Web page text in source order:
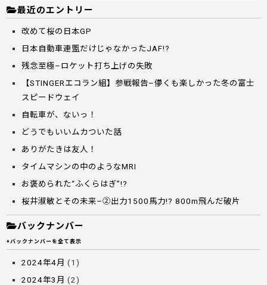
最近のエントリー
改めて桜の日本GP
日本自動車連盟だけじゃなかったJAF!?
残念至極–ロケット打ち上げの失敗
【STINGERエコラン組】参戦報告–儚くも楽しかった冬の富士
スピードウェイ
自転車が、ないっ！
どうでもいいムカついた話
ありがたきは友人！
タイムマシンの中のようなMRI
お褒められた“ふくらはぎ”!?
桜井淑敏とその未来–②出力1500馬力!? 800m飛んだ破片
バックナンバー
+バックナンバーを全て表示
2024年4月 (1)
2024年3月 (2)